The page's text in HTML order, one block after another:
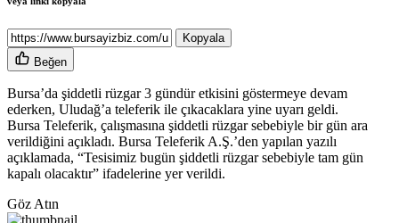
Kopyala
Beğen
Bursa’da şiddetli rüzgar 3 gündür etkisini göstermeye devam
ederken, Uludağ’a teleferik ile çıkacaklara yine uyarı geldi.
Bursa Teleferik, çalışmasına şiddetli rüzgar sebebiyle bir gün ara
verildiğini açıkladı. Bursa Teleferik A.Ş.’den yapılan yazılı
açıklamada, “Tesisimiz bugün şiddetli rüzgar sebebiyle tam gün
kapalı olacaktır” ifadelerine yer verildi.
Göz Atın